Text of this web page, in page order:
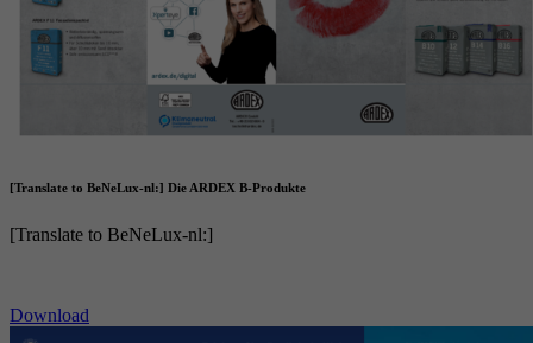
[Translate to BeNeLux-nl:] Die ARDEX B-Produkte
[Translate to BeNeLux-nl:]
Download
Doel
reCAPTCHA setzt ein notwendiges Cookie
(_GRECAPTCHA), wenn es zum Zweck der
Risikoanalyse ausgeführt wird.